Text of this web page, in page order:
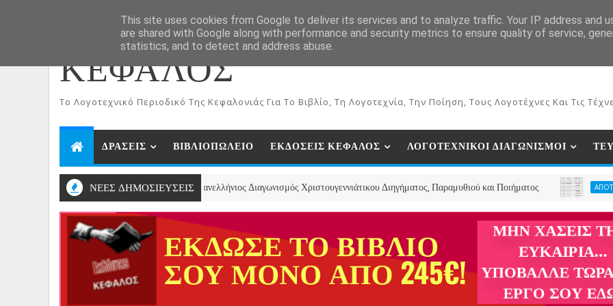
ΑΡΧΙΚΗ ΕΚΔΟΣΕΙΣ ΒΙΒΛΙΩΝ ΗΛΕΚΤΡΟΝΙΚΟ ΒΙΒΛΙΟΠΩΛΕΙΟ
ΚΕΦΑΛΟΣ
To Λογοτεχνικό Περιοδικό Της Κεφαλονιάς Για Το Βιβλίο, Τη Λογοτεχνία, Την Ποίηση, Τους Λογοτέχνες Και Τις
ΔΡΑΣΕΙΣ ΒΙΒΛΙΟΠΩΛΕΙΟ ΕΚΔΟΣΕΙΣ ΚΕΦΑΛΟΣ ΛΟΓΟΤΕΧΝΙΚΟΙ ΔΙΑΓΩΝΙΣΜΟΙ
ΝΕΕΣ ΔΗΜΟΣΙΕΥΣΕΙΣ
Ποιήματος- 2ος Πανελλήνιος Διαγωνισμός Χριστουγεννιάτικου Διηγήματος, Παραμυθιού και Ποιήματος ΑΠΟΤΕΛΕΣΜΑΤΑ
This site uses cookies from Google to deliver its services and to analyze traffic. Your IP address and
are shared with Google along with performance and security metrics to ensure quality of service,
statistics, and to detect and address abuse.